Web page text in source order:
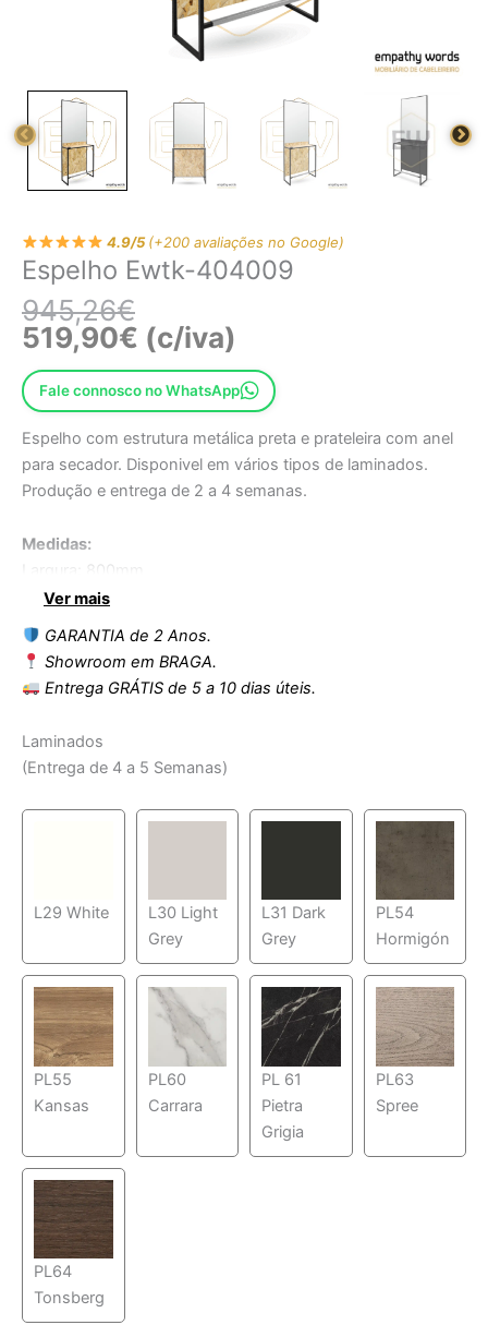
4.9/5(+200 avaliações no Google)
Espelho Ewtk-404009
945,26€
519,90€ (c/iva)
Fale connosco no WhatsApp
Espelho com estrutura metálica preta e prateleira com anel
para secador. Disponivel em vários tipos de laminados.
Produção e entrega de 2 a 4 semanas.
Medidas:
Largura: 800mm
Altura: 2000 mm
Profundidade: 300mm
Altura da mesa: 850mm
Ver mais
GARANTIA de 2 Anos.
Showroom em BRAGA.
Entrega GRÁTIS de 5 a 10 dias úteis.
Laminados
(Entrega de 4 a 5 Semanas)
L29 White
L30 Light
Grey
L31 Dark
Grey
PL54
Hormigón
PL55
Kansas
PL60
Carrara
PL 61
Pietra
Grigia
PL63
Spree
PL64
Tonsberg